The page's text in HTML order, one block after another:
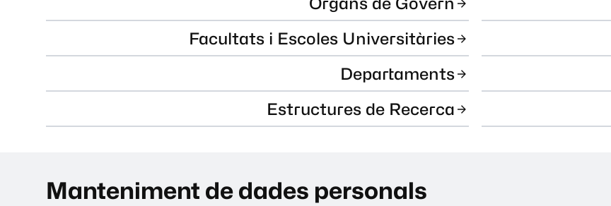
Facultats i Escoles Universitàries
Departaments
Estructures de Recerca
Manteniment de dades personals